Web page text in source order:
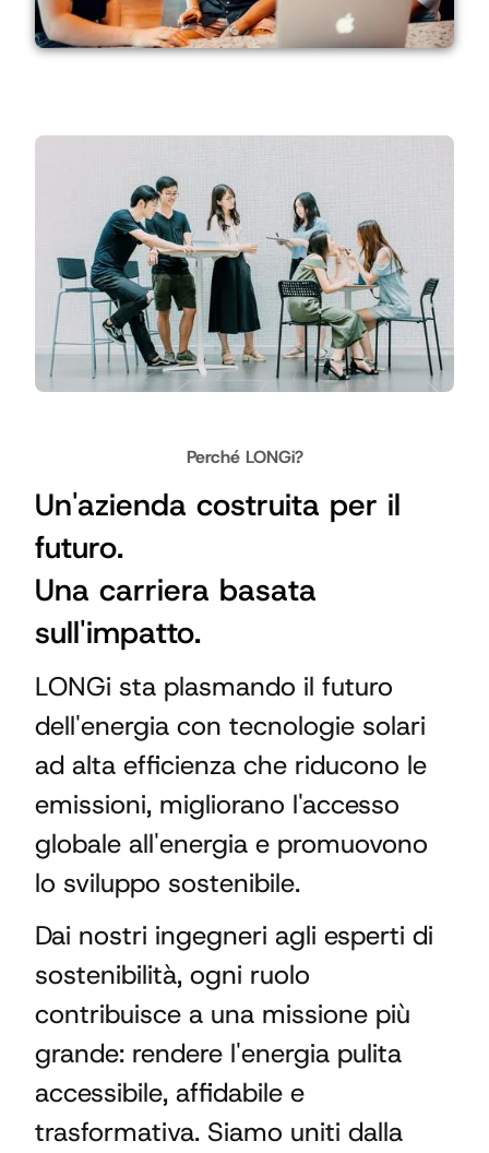
Perché LONGi?
Un'azienda costruita per il
futuro.
Una carriera basata
sull'impatto.
LONGi sta plasmando il futuro
dell'energia con tecnologie solari
ad alta efficienza che riducono le
emissioni, migliorano l'accesso
globale all'energia e promuovono
lo sviluppo sostenibile.
Dai nostri ingegneri agli esperti di
sostenibilità, ogni ruolo
contribuisce a una missione più
grande: rendere l'energia pulita
accessibile, affidabile e
trasformativa. Siamo uniti dalla